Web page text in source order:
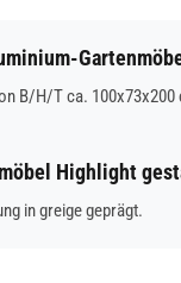
B/H/T ca. 100x73x200
Highlight
in greige geprägt.